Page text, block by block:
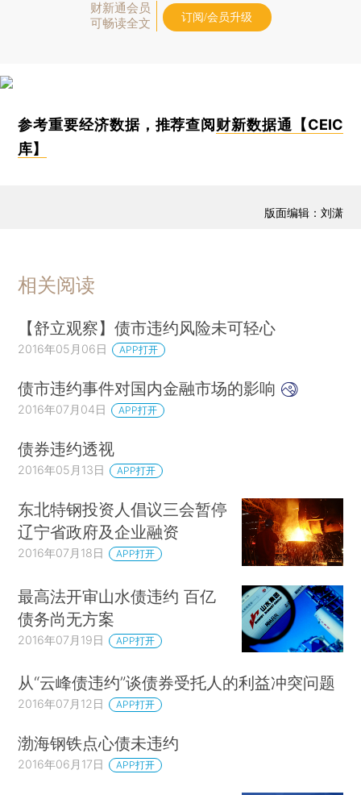
财新通会员
可畅读全文
订阅/会员升级
参考重要经济数据，推荐查阅财新数据通【CEIC
库】
版面编辑：刘潇
相关阅读
【舒立观察】债市违约风险未可轻心
2016年05月06日 APP打开
债市违约事件对国内金融市场的影响
2016年07月04日 APP打开
债券违约透视
2016年05月13日 APP打开
东北特钢投资人倡议三会暂停
辽宁省政府及企业融资
2016年07月18日 APP打开
最高法开审山水债违约 百亿
债务尚无方案
2016年07月19日 APP打开
从“云峰债违约”谈债券受托人的利益冲突问题
2016年07月12日 APP打开
渤海钢铁点心债未违约
2016年06月17日 APP打开